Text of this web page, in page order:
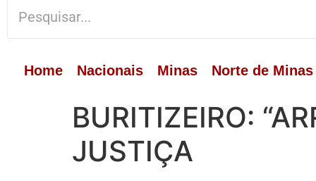
Home Nacionais Minas Norte de Minas
BURITIZEIRO:
JUSTIÇA